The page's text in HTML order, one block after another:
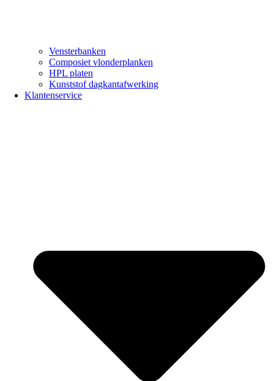
Vensterbanken
Composiet vlonderplanken
HPL platen
Kunststof dagkantafwerking
Klantenservice